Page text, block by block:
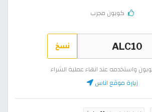
كوبون مجرب
نسخ
واستخدمه عند انهاء عملية الشراء
زيارة موقع اناس